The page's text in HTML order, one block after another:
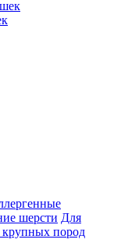
шерсти Для
крупных пород